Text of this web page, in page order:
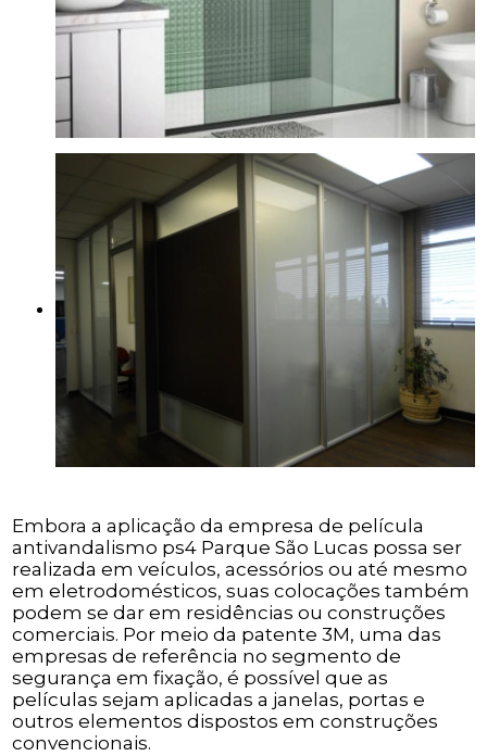
Embora a aplicação da empresa de película
antivandalismo ps4 Parque São Lucas possa ser
realizada em veículos, acessórios ou até mesmo
em eletrodomésticos, suas colocações também
podem se dar em residências ou construções
comerciais. Por meio da patente 3M, uma das
empresas de referência no segmento de
segurança em fixação, é possível que as
películas sejam aplicadas a janelas, portas e
outros elementos dispostos em construções
convencionais.